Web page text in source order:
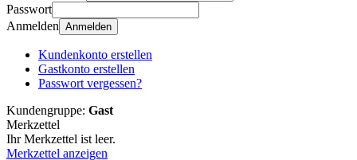
Passwort
Anmelden Anmelden
Kundenkonto erstellen
Gastkonto erstellen
Passwort vergessen?
Kundengruppe: Gast
Merkzettel
Ihr Merkzettel ist leer.
Merkzettel anzeigen